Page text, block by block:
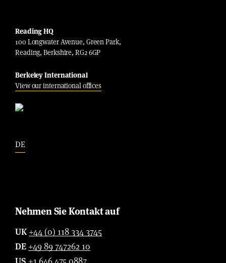
Reading HQ
100 Longwater Avenue, Green Park,
Reading, Berkshire, RG2 6GP
Berkeley International
View our international offices
DE
Nehmen Sie Kontakt auf
UK +44 (0) 118 334 3745
DE +49 89 747262 10